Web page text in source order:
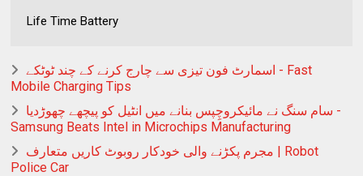
Life Time Battery
اسمارٹ فون تیزی سے چارج کرنے کے چند ٹوٹکے - Fast
Mobile Charging Tips
سام سنگ نے مائیکروچِپس بنانے میں انٹیل کو پیچھے چھوڑدیا -
Samsung Beats Intel in Microchips Manufacturing
مجرم پکڑنے والی خودکار روبوٹ کاریں متعارف | Robot
Police Car